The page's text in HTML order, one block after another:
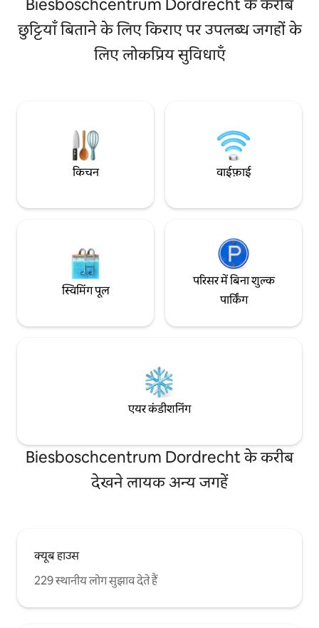
रॉटरडैम (वॉटर बस), गाउडा और यूट्रेक्ट बहुत करीब
हैं। रेलवे स्टेशन 4 किमी दूर है, इसलिए आप
सार्वजनिक परिवहन से भी यात्रा कर सकते हैं।
साइकिल चलाने के कई अवसर। खुद खाना पकाने
की सुविधा या आस-पास स्वादिष्ट रेस्टोरेंट। टीवी और
Biesboschcentrum Dordrecht के करीब
छुट्टियाँ बिताने के लिए किराए पर उपलब्ध जगहों के
लिए लोकप्रिय सुविधाएँ
किचन वाईफ़ाई
स्विमिंग पूल
परिसर में बिना शुल्क
पार्किंग
एयर कंडीशनिंग
Biesboschcentrum Dordrecht के करीब
देखने लायक अन्य जगहें
क्यूब हाउस
229 स्थानीय लोग सुझाव देते हैं